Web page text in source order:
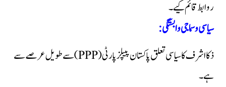
روابط قائم کیے۔
سیاسی و سماجی وابستگی:
ذکا اشرف کا سیاسی تعلق پاکستان پیپلز پارٹی (PPP) سے طویل عرصے سے
ہے۔